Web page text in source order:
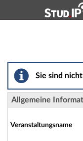
Seminar: 42522
Sie sind
Allgemeine
Veranstaltungsname